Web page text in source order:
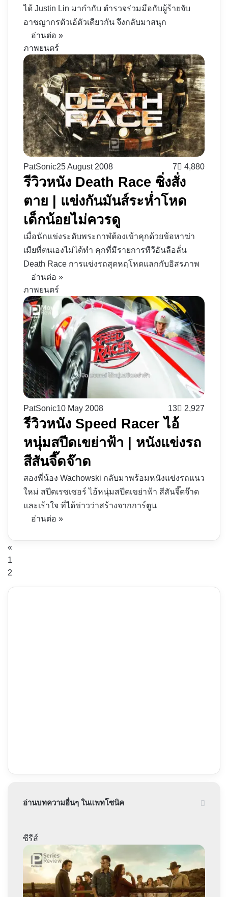
ได้ Justin Lin มากำกับ ตำรวจร่วมมือกับผู้ร้ายจับ
อาชญากรตัวเอ้ตัวเดียวกัน จึงกลับมาสนุก
อ่านต่อ »
ภาพยนตร์
PatSonic25 August 2008 7 4,880
รีวิวหนัง Death Race ซิ่งสั่ง
ตาย | แข่งกันมันส์ระห่ำโหด
เด็กน้อยไม่ควรดู
เมื่อนักแข่งระดับพระกาฬต้องเข้าคุกด้วยข้อหาฆ่า
เมียที่ตนเองไม่ได้ทำ คุกที่มีรายการทีวีอันลือลั่น
Death Race การแข่งรถสุดหฤโหดแลกกับอิสรภาพ
อ่านต่อ »
ภาพยนตร์
PatSonic10 May 2008 13 2,927
รีวิวหนัง Speed Racer ไอ้
หนุ่มสปีดเขย่าฟ้า | หนังแข่งรถ
สีสันจี๊ดจ๊าด
สองพี่น้อง Wachowski กลับมาพร้อมหนังแข่งรถแนว
ใหม่ สปีดเรซเซอร์ ไอ้หนุ่มสปีดเขย่าฟ้า สีสันจี๊ดจ๊าด
และเร้าใจ ที่ได้ข่าวว่าสร้างจากการ์ตูน
อ่านต่อ »
«
1
2
อ่านบทความอื่นๆ ในแพทโซนิค
ซีรีส์